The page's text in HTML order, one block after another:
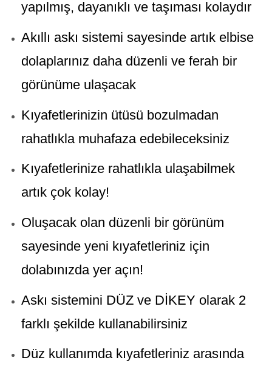
yapılmış, dayanıklı ve taşıması kolaydır
Akıllı askı sistemi sayesinde artık elbise
dolaplarınız daha düzenli ve ferah bir
görünüme ulaşacak
Kıyafetlerinizin ütüsü bozulmadan
rahatlıkla muhafaza edebileceksiniz
Kıyafetlerinize rahatlıkla ulaşabilmek
artık çok kolay!
Oluşacak olan düzenli bir görünüm
sayesinde yeni kıyafetleriniz için
dolabınızda yer açın!
Askı sistemini DÜZ ve DİKEY olarak 2
farklı şekilde kullanabilirsiniz
Düz kullanımda kıyafetleriniz arasında